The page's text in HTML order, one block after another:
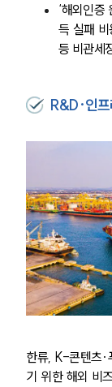
‘해외인증
득 실패
등 비관세
R&D·인프
한류, K-콘텐츠·
기 위한 해외 비